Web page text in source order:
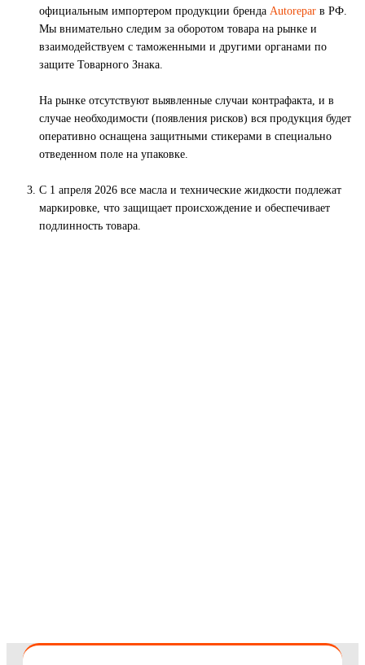
официальным импортером продукции бренда Autorepar в РФ.
Мы внимательно следим за оборотом товара на рынке и
взаимодействуем с таможенными и другими органами по
защите Товарного Знака.
На рынке отсутствуют выявленные случаи контрафакта, и в
случае необходимости (появления рисков) вся продукция будет
оперативно оснащена защитными стикерами в специально
отведенном поле на упаковке.
С 1 апреля 2026 все масла и технические жидкости подлежат
маркировке, что защищает происхождение и обеспечивает
подлинность товара.